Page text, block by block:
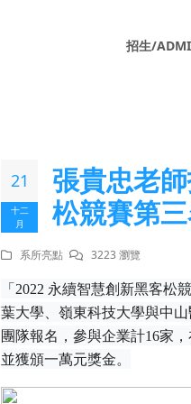
招生/
21
十二
月
張貴忠老
松競賽第
系所亮點 3223 瀏覽
「 2022 永續智慧創新⿊客松
葉大學、嶺東科技大學與中
團隊報名，參與企業計16家，
並獲頒一萬元獎金。